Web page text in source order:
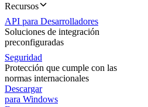
Recursos
API para Desarrolladores
Soluciones de integración
preconfiguradas
Seguridad
Protección que cumple con las
normas internacionales
Descargar
para Windows